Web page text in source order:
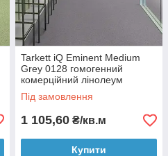
Tarkett iQ Eminent Medium
Grey 0128 гомогенний
комерційний лінолеум
Під замовлення
1 105,60 ₴/кв.м
Купити